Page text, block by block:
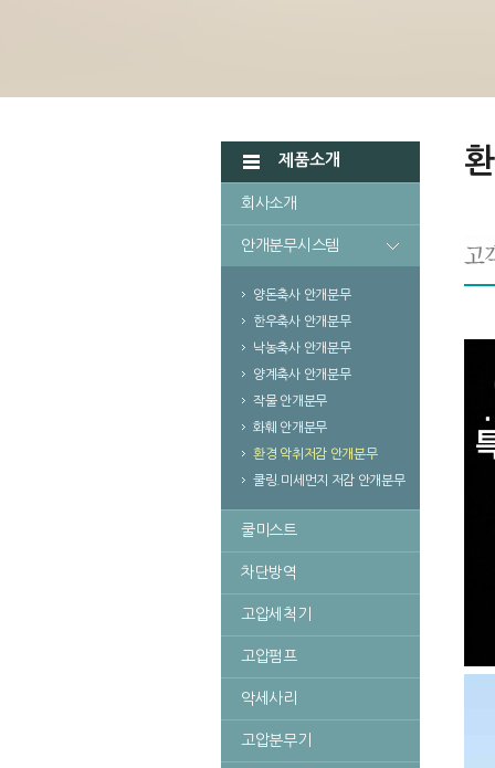
제품소개
회사소개
안개분무시스템
양돈축사 안개분무
한우축사 안개분무
낙농축사 안개분무
양계축사 안개분무
작물 안개분무
화훼 안개분무
환경 악취저감 안개분무
쿨링.미세먼지 저감 안개분무
쿨미스트
차단방역
고압세척기
고압펌프
악세사리
고압분무기